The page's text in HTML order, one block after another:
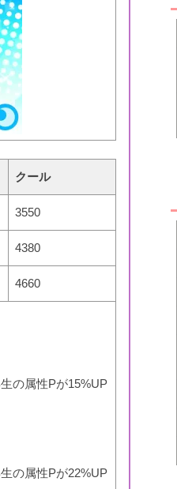
クール
3550
4380
4660
の属性Pが15%UP
の属性Pが22%UP